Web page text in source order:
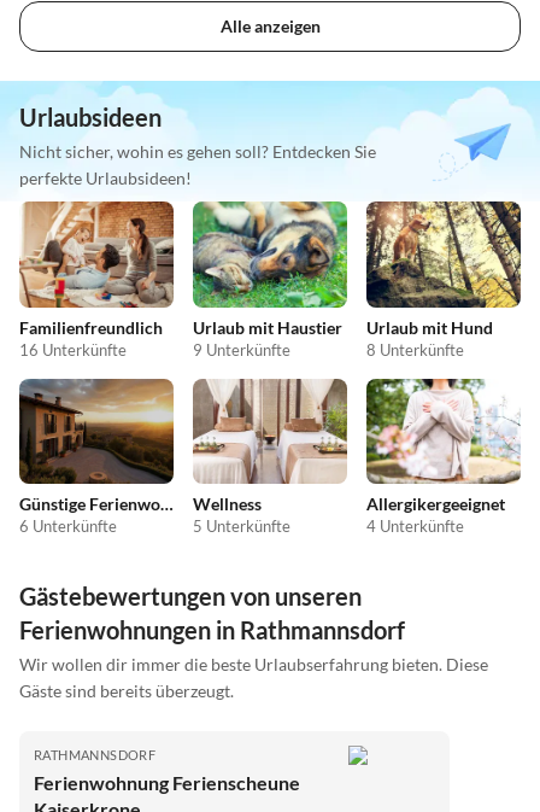
Alle anzeigen
Urlaubsideen
Nicht sicher, wohin es gehen soll? Entdecken Sie
perfekte Urlaubsideen!
Familienfreundlich
16 Unterkünfte
Urlaub mit Haustier
9 Unterkünfte
Urlaub mit Hund
8 Unterkünfte
Günstige Ferienwohnungen
6 Unterkünfte
Wellness
5 Unterkünfte
Allergikergeeignet
4 Unterkünfte
Gästebewertungen von unseren
Ferienwohnungen in Rathmannsdorf
Wir wollen dir immer die beste Urlaubserfahrung bieten. Diese
Gäste sind bereits überzeugt.
RATHMANNSDORF
Ferienwohnung Ferienscheune